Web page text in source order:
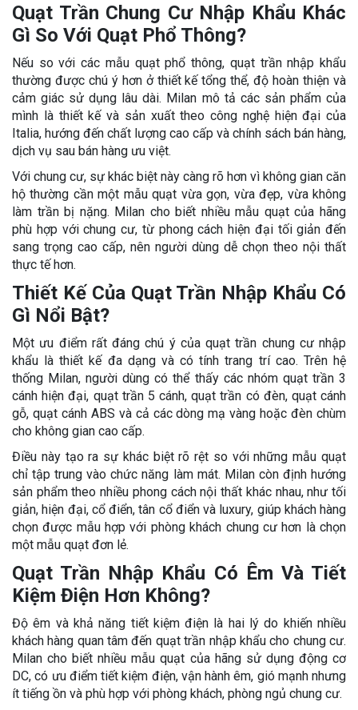
Quạt Trần Chung Cư Nhập Khẩu Khác
Gì So Với Quạt Phổ Thông?
Nếu so với các mẫu quạt phổ thông, quạt trần nhập khẩu
thường được chú ý hơn ở thiết kế tổng thể, độ hoàn thiện và
cảm giác sử dụng lâu dài. Milan mô tả các sản phẩm của
mình là thiết kế và sản xuất theo công nghệ hiện đại của
Italia, hướng đến chất lượng cao cấp và chính sách bán hàng,
dịch vụ sau bán hàng ưu việt.
Với chung cư, sự khác biệt này càng rõ hơn vì không gian căn
hộ thường cần một mẫu quạt vừa gọn, vừa đẹp, vừa không
làm trần bị nặng. Milan cho biết nhiều mẫu quạt của hãng
phù hợp với chung cư, từ phong cách hiện đại tối giản đến
sang trọng cao cấp, nên người dùng dễ chọn theo nội thất
thực tế hơn.
Thiết Kế Của Quạt Trần Nhập Khẩu Có
Gì Nổi Bật?
Một ưu điểm rất đáng chú ý của quạt trần chung cư nhập
khẩu là thiết kế đa dạng và có tính trang trí cao. Trên hệ
thống Milan, người dùng có thể thấy các nhóm quạt trần 3
cánh hiện đại, quạt trần 5 cánh, quạt trần có đèn, quạt cánh
gỗ, quạt cánh ABS và cả các dòng mạ vàng hoặc đèn chùm
cho không gian cao cấp.
Điều này tạo ra sự khác biệt rõ rệt so với những mẫu quạt
chỉ tập trung vào chức năng làm mát. Milan còn định hướng
sản phẩm theo nhiều phong cách nội thất khác nhau, như tối
giản, hiện đại, cổ điển, tân cổ điển và luxury, giúp khách hàng
chọn được mẫu hợp với phòng khách chung cư hơn là chọn
một mẫu quạt đơn lẻ.
Quạt Trần Nhập Khẩu Có Êm Và Tiết
Kiệm Điện Hơn Không?
Độ êm và khả năng tiết kiệm điện là hai lý do khiến nhiều
khách hàng quan tâm đến quạt trần nhập khẩu cho chung cư.
Milan cho biết nhiều mẫu quạt của hãng sử dụng động cơ
DC, có ưu điểm tiết kiệm điện, vận hành êm, gió mạnh nhưng
ít tiếng ồn và phù hợp với phòng khách, phòng ngủ chung cư.